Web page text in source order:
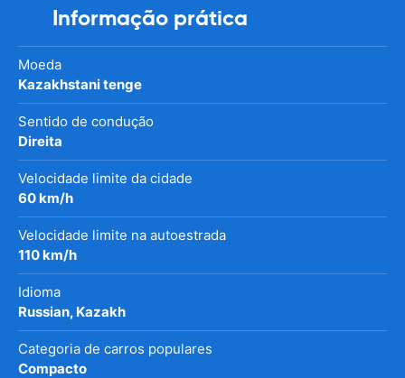
Informação prática
Moeda
Kazakhstani tenge
Sentido de condução
Direita
Velocidade limite da cidade
60 km/h
Velocidade limite na autoestrada
110 km/h
Idioma
Russian, Kazakh
Categoria de carros populares
Compacto